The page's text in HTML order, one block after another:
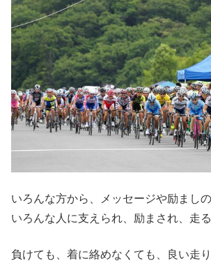
いろんな方から、メッセージや励まし
いろんな人に支えられ、励まされ、走る
負けても、着に絡めなくても、良い走